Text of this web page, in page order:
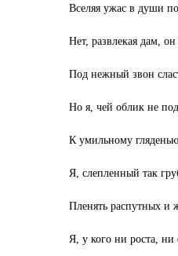
Вселяя ужас в души
Нет, развлекая дам,
Под нежный звон
Но я, чей облик не
К умильному
Я, слепленный так
Пленять распутных
Я, у кого ни роста, ни